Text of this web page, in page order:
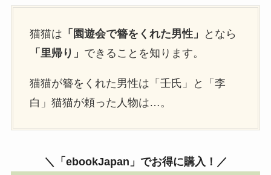
猫猫は 「園遊会で簪をくれた男性」
となら
「里帰り」 できることを知ります。
猫猫が簪をくれた男性は「壬氏」と「李
白」猫猫が頼った人物は…。
＼「ebookJapan」でお得に購入！／